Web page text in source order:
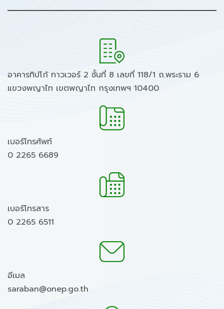
อาคารทิปโก้ ทาวเวอร์ 2 ชั้นที่ 8 เลขที่ 118/1 ถ.พระราม 6
แขวงพญาไท เขตพญาไท กรุงเทพฯ 10400
เบอร์โทรศัพท์
0 2265 6689
เบอร์โทรสาร
0 2265 6511
อีเมล
saraban@onep.go.th